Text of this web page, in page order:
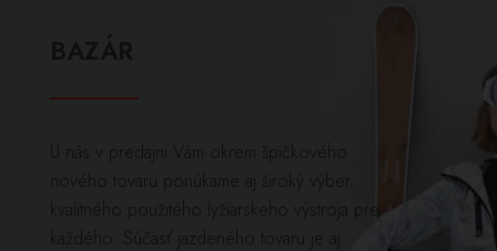
U nás v predajni Vám okrem špičkového
nového tovaru ponúkame aj široký výber
kvalitného použitého lyžiarskeho výstroja pre
každého. Súčasť jazdeného tovaru je aj